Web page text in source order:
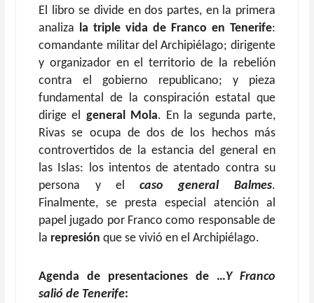
El libro se divide en dos partes, en la primera
analiza la triple vida de Franco en Tenerife:
comandante militar del Archipiélago; dirigente
y organizador en el territorio de la rebelión
contra el gobierno republicano; y pieza
fundamental de la conspiración estatal que
dirige el general Mola. En la segunda parte,
Rivas se ocupa de dos de los hechos más
controvertidos de la estancia del general en
las Islas: los intentos de atentado contra su
persona y elcaso general Balmes.
Finalmente, se presta especial atención al
papel jugado por Franco como responsable de
la represión que se vivió en el Archipiélago.
Agenda de presentaciones de …Y Franco
salió de Tenerife: